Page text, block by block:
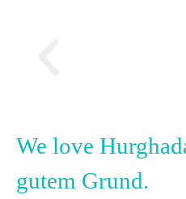
We love
gutem Grund.